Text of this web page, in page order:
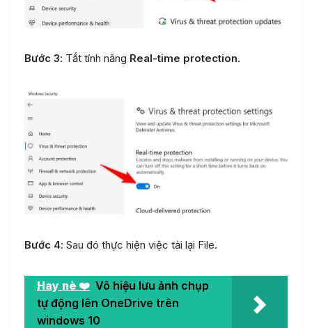
Bước 3: Tắt tính năng Real-time protection.
Bước 4: Sau đó thực hiện việc tải lại File.
Hay nè ❤️ Vô hiệu lưu ảnh chụp
tự động lên OneDrive trên
windows 10